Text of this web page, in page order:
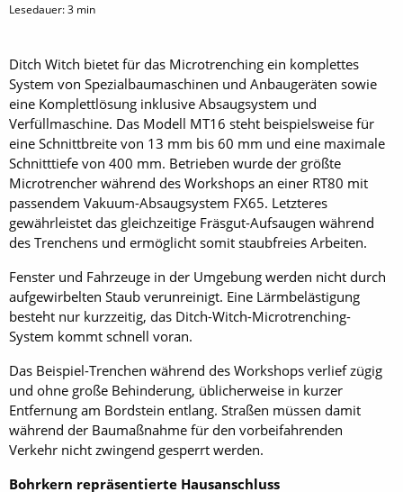
Lesedauer:3 min
Ditch Witch bietet für das Microtrenching ein komplettes
System von Spezialbaumaschinen und Anbaugeräten sowie
eine Komplettlösung inklusive Absaugsystem und
Verfüllmaschine. Das Modell MT16 steht beispielsweise für
eine Schnittbreite von 13 mm bis 60 mm und eine maximale
Schnitttiefe von 400 mm. Betrieben wurde der größte
Microtrencher während des Workshops an einer RT80 mit
passendem Vakuum-Absaugsystem FX65. Letzteres
gewährleistet das gleichzeitige Fräsgut-Aufsaugen während
des Trenchens und ermöglicht somit staubfreies Arbeiten.
Fenster und Fahrzeuge in der Umgebung werden nicht durch
aufgewirbelten Staub verunreinigt. Eine Lärmbelästigung
besteht nur kurzzeitig, das Ditch-Witch-Microtrenching-
System kommt schnell voran.
Das Beispiel-Trenchen während des Workshops verlief zügig
und ohne große Behinderung, üblicherweise in kurzer
Entfernung am Bordstein entlang. Straßen müssen damit
während der Baumaßnahme für den vorbeifahrenden
Verkehr nicht zwingend gesperrt werden.
Bohrkern repräsentierte Hausanschluss